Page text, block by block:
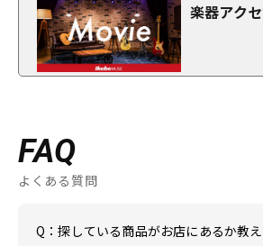
楽器アク
FAQ
よくある質問
Q：探している商品がお店にあるか教